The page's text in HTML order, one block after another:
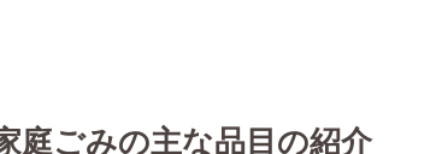
庭ごみの主な品目の紹介